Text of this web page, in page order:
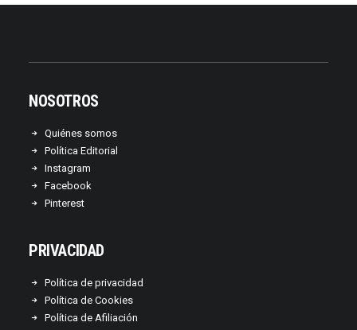
NOSOTROS
Quiénes somos
Política Editorial
Instagram
Facebook
Pinterest
PRIVACIDAD
Política de privacidad
Política de Cookies
Política de Afiliación